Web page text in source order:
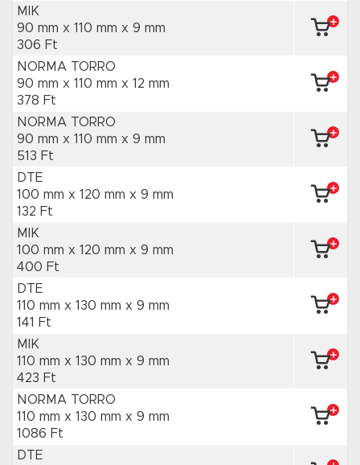
MIK
90 mm x 110 mm x 9 mm
306 Ft
NORMA TORRO
90 mm x 110 mm x 12 mm
378 Ft
NORMA TORRO
90 mm x 110 mm x 9 mm
513 Ft
DTE
100 mm x 120 mm x 9 mm
132 Ft
MIK
100 mm x 120 mm x 9 mm
400 Ft
DTE
110 mm x 130 mm x 9 mm
141 Ft
MIK
110 mm x 130 mm x 9 mm
423 Ft
NORMA TORRO
110 mm x 130 mm x 9 mm
1086 Ft
DTE